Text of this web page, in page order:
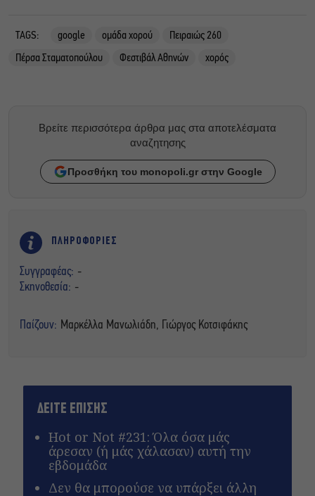
TAGS: google ομάδα χορού
Πειραιώς 260
Πέρσα Σταματοπούλου
Φεστιβάλ Αθηνών χορός
Βρείτε περισσότερα άρθρα μας στα αποτελέσματα
αναζητησης
Προσθήκη του monopoli.gr στην Google
ΠΛΗΡΟΦΟΡΙΕΣ
Συγγραφέας: -
Σκηνοθεσία: -
Παίζουν: Μαρκέλλα Μανωλιάδη, Γιώργος Κοτσιφάκης
ΔΕΙΤΕ ΕΠΙΣΗΣ
Hot or Not #231: Όλα όσα μάς
άρεσαν (ή μάς χάλασαν) αυτή την
εβδομάδα
Δεν θα μπορούσε να υπάρξει άλλη